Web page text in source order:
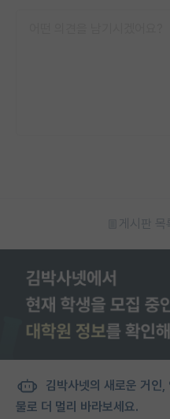
게시판 목
김박사넷의 새로운 거인
물로 더 멀리 바라보세요.